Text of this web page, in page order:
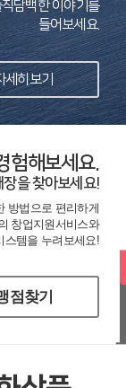
담백한 이야기를
들어보세요.
세히보기
험해보세요.
장을 찾아보세요!
방법으로 편리하게
창업지원서비스와
스템을 누려보세요!
점찾기